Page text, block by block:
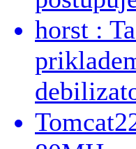
horst :